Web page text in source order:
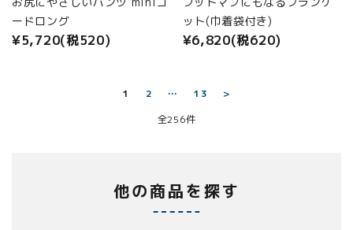
ードロング
¥5,720(税520)
ット(巾着袋付き)
¥6,820(税620)
1 2 … 13
>
全256件
他の商品を探す